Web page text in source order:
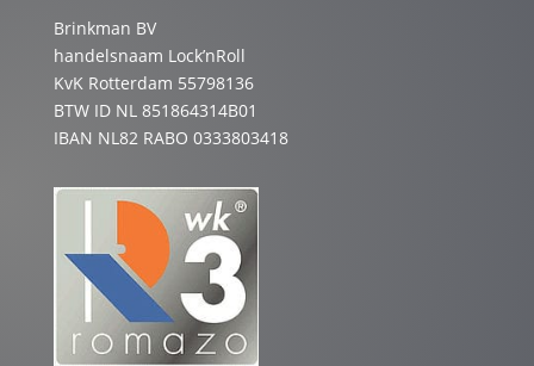
Brinkman BV
handelsnaam Lock’nRoll
KvK Rotterdam 55798136
BTW ID NL 851864314B01
IBAN NL82 RABO 0333803418